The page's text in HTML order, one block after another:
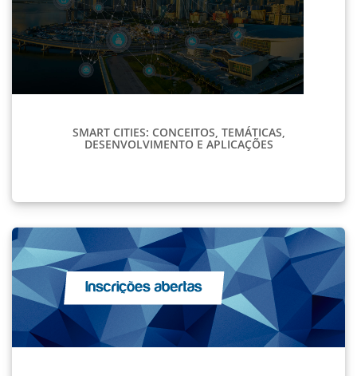
SMART CITIES: CONCEITOS, TEMÁTICAS,
DESENVOLVIMENTO E APLICAÇÕES